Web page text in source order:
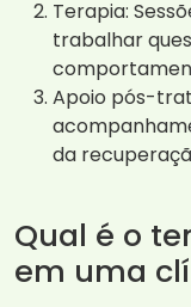
Terapia:
trabalhar
Apoio pós-
da
Qual é o
em uma